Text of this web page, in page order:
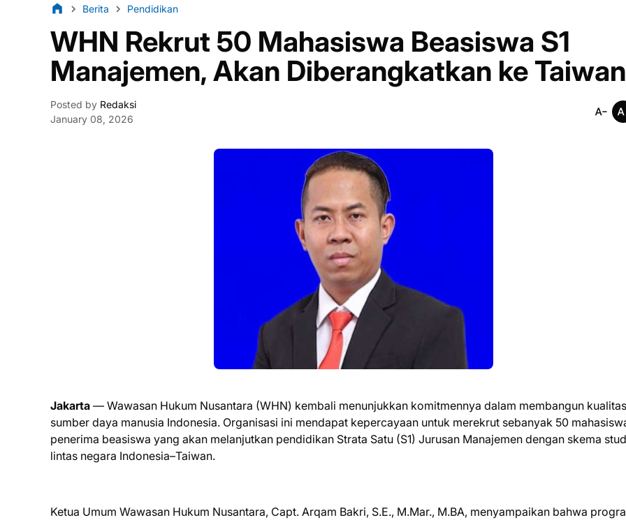
Berita Pendidikan
WHN Rekrut 50 Mahasiswa Beasiswa S1
Manajemen, Akan Diberangkatkan ke Taiwan
Posted by Redaksi
January 08, 2026
Jakarta — Wawasan Hukum Nusantara (WHN) kembali menunjukkan komitmennya dalam membangun kualitas
sumber daya manusia Indonesia. Organisasi ini mendapat kepercayaan untuk merekrut sebanyak 50
penerima beasiswa yang akan melanjutkan pendidikan Strata Satu (S1) Jurusan Manajemen dengan skema
lintas negara Indonesia–Taiwan.
Ketua Umum Wawasan Hukum Nusantara, Capt. Arqam Bakri, S.E., M.Mar., M.BA, menyampaikan bahwa